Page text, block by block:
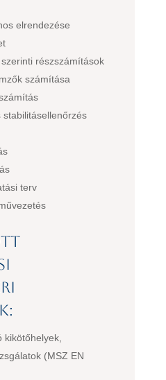
elrendezése
részszámítások
számítása
terv
kikötőhelyek,
(MSZ EN